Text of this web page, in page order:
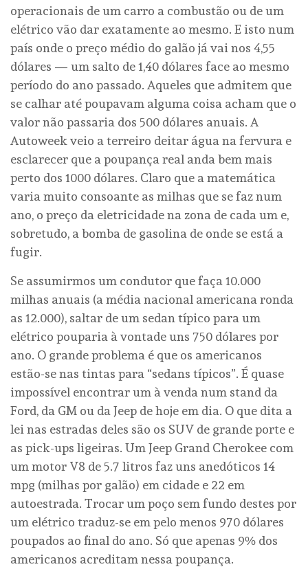
operacionais de um carro a combustão ou de um
elétrico vão dar exatamente ao mesmo. E isto num
país onde o preço médio do galão já vai nos 4,55
dólares — um salto de 1,40 dólares face ao mesmo
período do ano passado. Aqueles que admitem que
se calhar até poupavam alguma coisa acham que o
valor não passaria dos 500 dólares anuais. A
Autoweek veio a terreiro deitar água na fervura e
esclarecer que a poupança real anda bem mais
perto dos 1000 dólares. Claro que a matemática
varia muito consoante as milhas que se faz num
ano, o preço da eletricidade na zona de cada um e,
sobretudo, a bomba de gasolina de onde se está a
fugir.
Se assumirmos um condutor que faça 10.000
milhas anuais (a média nacional americana ronda
as 12.000), saltar de um sedan típico para um
elétrico pouparia à vontade uns 750 dólares por
ano. O grande problema é que os americanos
estão-se nas tintas para “sedans típicos”. É quase
impossível encontrar um à venda num stand da
Ford, da GM ou da Jeep de hoje em dia. O que dita a
lei nas estradas deles são os SUV de grande porte e
as pick-ups ligeiras. Um Jeep Grand Cherokee com
um motor V8 de 5.7 litros faz uns anedóticos 14
mpg (milhas por galão) em cidade e 22 em
autoestrada. Trocar um poço sem fundo destes por
um elétrico traduz-se em pelo menos 970 dólares
poupados ao final do ano. Só que apenas 9% dos
americanos acreditam nessa poupança.